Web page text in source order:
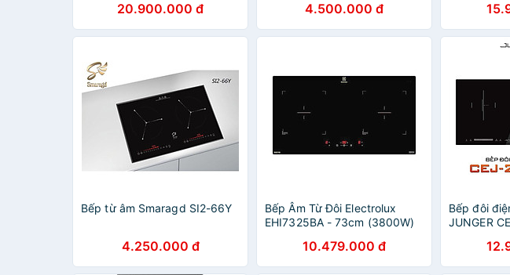
20.900.000 đ 4.500.000 đ
Bếp từ âm Smaragd SI2-66Y
4.250.000 đ
Bếp Âm Từ Đôi Electrolux
EHI7325BA - 73cm (3800W)
10.479.000 đ
Bếp đôi
JUNGER
Hãng Bảo